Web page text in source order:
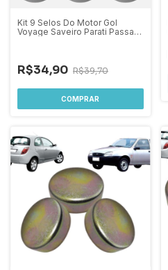
Kit 9 Selos Do Motor Gol
Voyage Saveiro Parati Passat
R$34,90 R$39,70